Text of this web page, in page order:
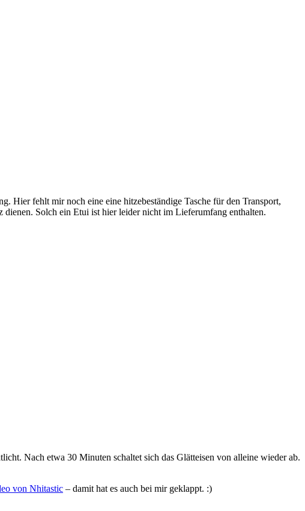
Hier fehlt mir noch eine eine hitzebeständige Tasche für den Transport,
Solch ein Etui ist hier leider nicht im Lieferumfang enthalten.
Nach etwa 30 Minuten schaltet sich das Glätteisen von alleine wieder ab.
von Nhitastic – damit hat es auch bei mir geklappt. :)